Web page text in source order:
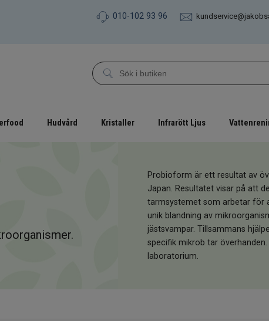
010-102 93 96
Hudvård Kristaller Infrarött Ljus
Probioform är ett resultat av
Japan. Resultatet visar på att
tarmsystemet som arbetar för
unik blandning av
jästsvampar. Tillsammans
specifik mikrob tar
laboratorium.